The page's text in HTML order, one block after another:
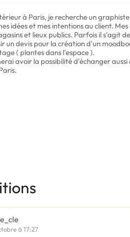
à Paris, je recherche un
idées et mes intentions au client.
et lieux publics. Parfois il s'agit
un devis pour la création d'un
( plantes dans l'espace ).
avoir la possibilité d'échanger aussi
à 17:27